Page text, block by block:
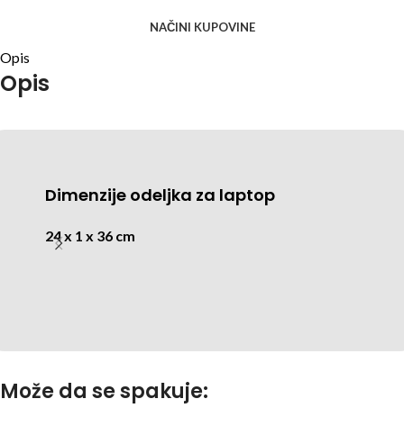
NAČINI KUPOVINE
Opis
Opis
Dimenzije odeljka za laptop
24 x 1 x 36 cm
Može da se spakuje: